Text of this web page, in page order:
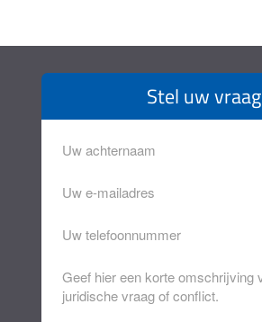
Stel uw vraag
Achternaam
Eventuele
opmerkingen